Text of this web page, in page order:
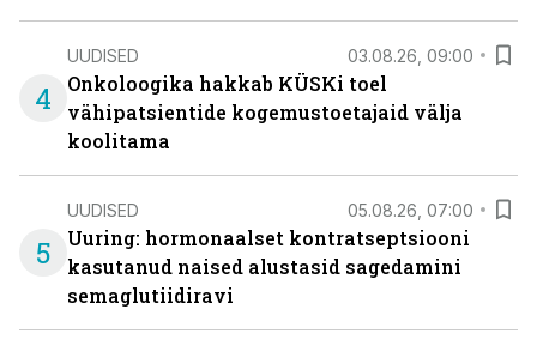
4
UUDISED 03.08.26, 09:00
Onkoloogika hakkab KÜSKi toel
vähipatsientide kogemustoetajaid välja
koolitama
5
UUDISED 05.08.26, 07:00
Uuring: hormonaalset kontratseptsiooni
kasutanud naised alustasid sagedamini
semaglutiidiravi